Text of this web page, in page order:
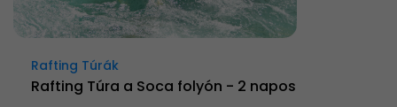
Rafting Túrák
Rafting Túra a Soca folyón - 2 napos